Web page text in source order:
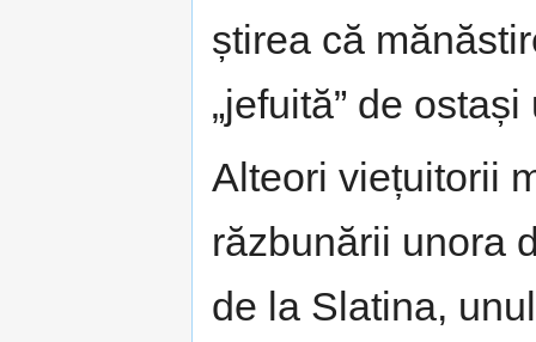
știrea că
„jefuită” de
Alteori viețuitorii
răzbunării unora
de la Slatina,